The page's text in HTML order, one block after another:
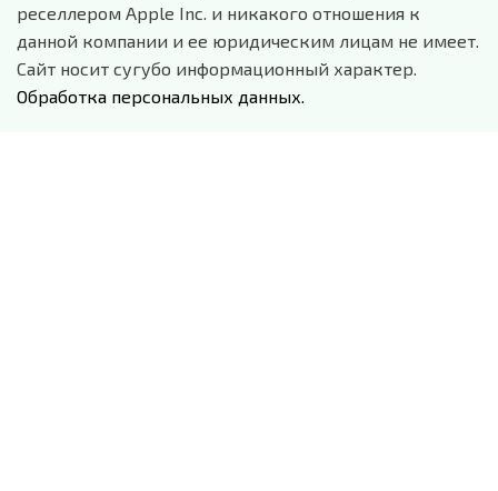
реселлером Apple Inc. и никакого отношения к
данной компании и ее юридическим лицам не имеет.
Сайт носит сугубо информационный характер.
Обработка персональных данных.